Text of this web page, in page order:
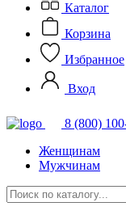
Каталог
Корзина
Избранное
Вход
8 (800)
Женщинам
Мужчинам